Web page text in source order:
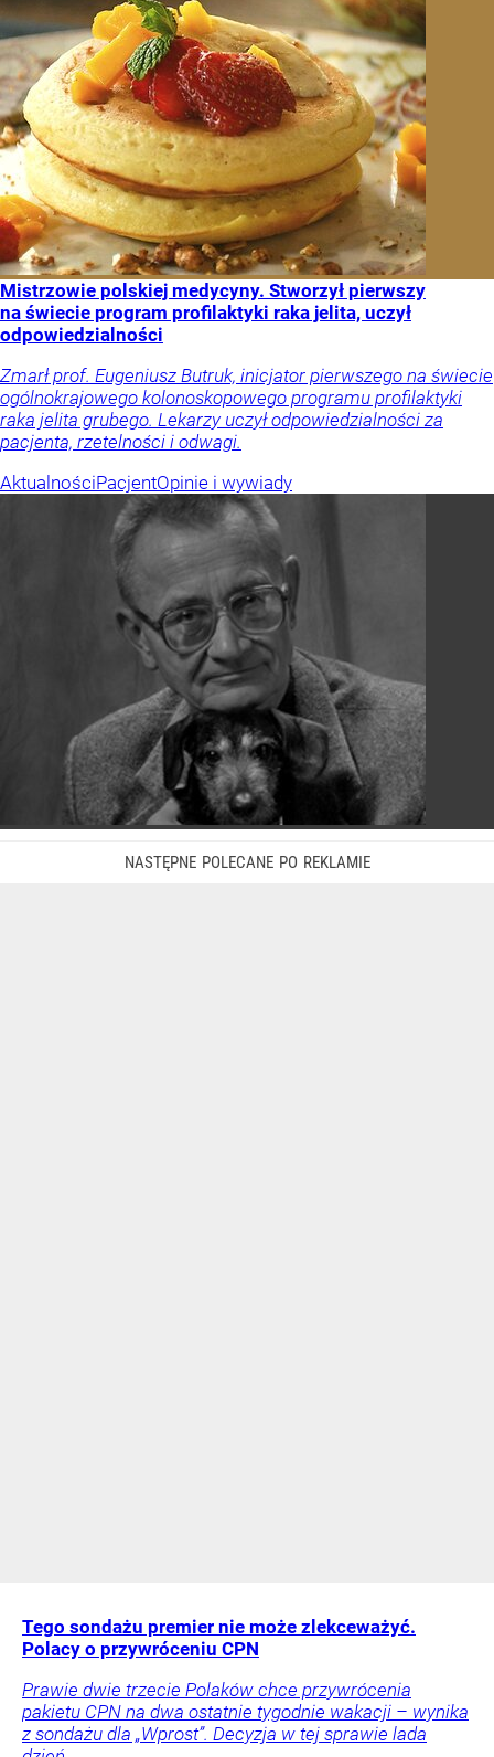
Mistrzowie polskiej medycyny. Stworzył pierwszy
na świecie program profilaktyki raka jelita, uczył
odpowiedzialności
Zmarł prof. Eugeniusz Butruk, inicjator pierwszego na świecie
ogólnokrajowego kolonoskopowego programu profilaktyki
raka jelita grubego. Lekarzy uczył odpowiedzialności za
pacjenta, rzetelności i odwagi.
AktualnościPacjentOpinie i wywiady
Tego sondażu premier nie może zlekceważyć.
Polacy o przywróceniu CPN
Prawie dwie trzecie Polaków chce przywrócenia
pakietu CPN na dwa ostatnie tygodnie wakacji – wynika
z sondażu dla „Wprost”. Decyzja w tej sprawie lada